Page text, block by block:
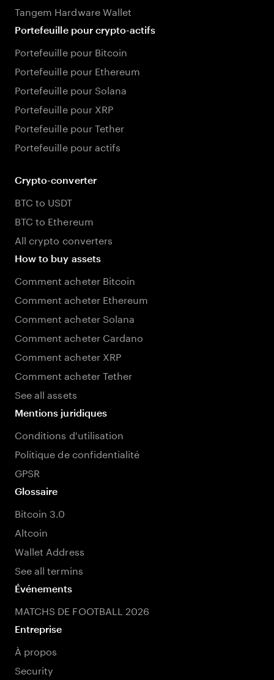
Tangem Hardware Wallet
Portefeuille pour crypto-actifs
Portefeuille pour Bitcoin
Portefeuille pour Ethereum
Portefeuille pour Solana
Portefeuille pour XRP
Portefeuille pour Tether
Portefeuille pour actifs
Crypto-converter
BTC to USDT
BTC to Ethereum
All crypto converters
How to buy assets
Comment acheter Bitcoin
Comment acheter Ethereum
Comment acheter Solana
Comment acheter Cardano
Comment acheter XRP
Comment acheter Tether
See all assets
Mentions juridiques
Conditions d'utilisation
Politique de confidentialité
GPSR
Glossaire
Bitcoin 3.0
Altcoin
Wallet Address
See all termins
Événements
MATCHS DE FOOTBALL 2026
Entreprise
À propos
Security